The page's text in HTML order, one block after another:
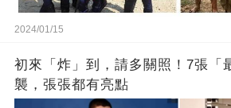
2024/01/15
初來「炸」到，請多關照！7張「
襲，張張都有亮點